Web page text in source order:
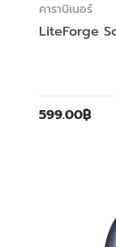
คาราบิเนอร์
LiteForge
599.00฿